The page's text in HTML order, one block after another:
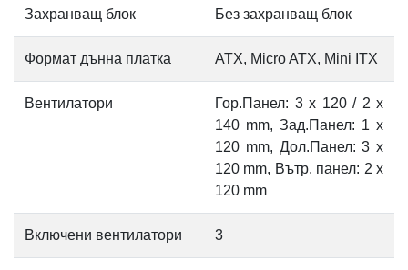
Захранващ блок Без захранващ блок
Формат дънна платка ATX, Micro ATX, Mini ITX
Вентилатори
Гор.Панел: 3 x 120 / 2 x
140 mm, Зад.Панел: 1 x
120 mm, Дол.Панел: 3 x
120 mm, Вътр. панел: 2 x
120 mm
Включени вентилатори 3